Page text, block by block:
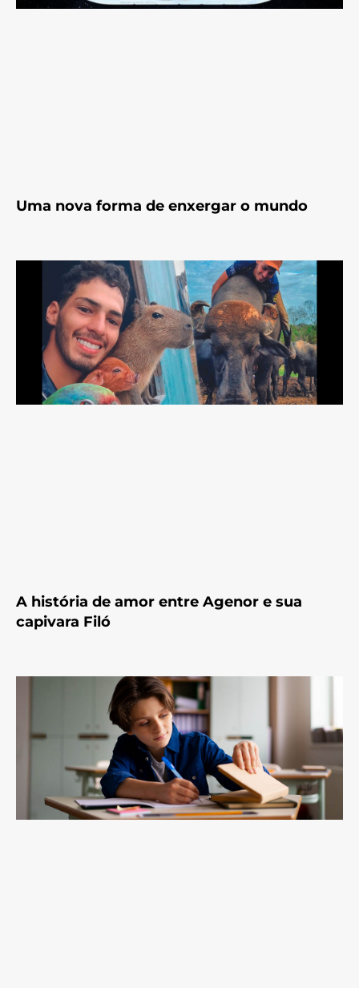
Uma nova forma de enxergar o mundo
A história de amor entre Agenor e sua
capivara Filó